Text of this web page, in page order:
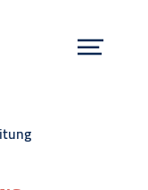
Menü